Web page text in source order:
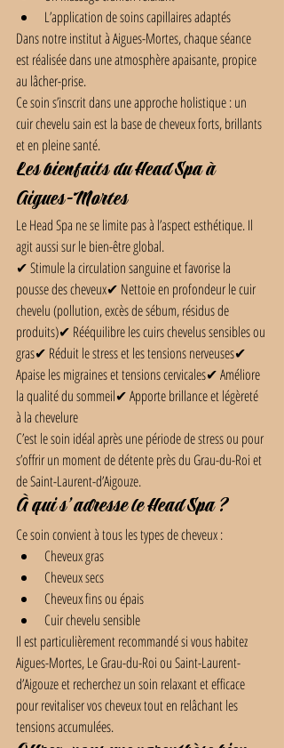
L’application de soins capillaires adaptés
Dans notre institut à Aigues-Mortes, chaque séance
est réalisée dans une atmosphère apaisante, propice
au lâcher-prise.
Ce soin s’inscrit dans une approche holistique : un
cuir chevelu sain est la base de cheveux forts, brillants
et en pleine santé.
Les bienfaits du Head Spa à
Aigues-Mortes
Le Head Spa ne se limite pas à l’aspect esthétique. Il
agit aussi sur le bien-être global.
✔ Stimule la circulation sanguine et favorise la
pousse des cheveux✔ Nettoie en profondeur le cuir
chevelu (pollution, excès de sébum, résidus de
produits)✔ Rééquilibre les cuirs chevelus sensibles ou
gras✔ Réduit le stress et les tensions nerveuses✔
Apaise les migraines et tensions cervicales✔ Améliore
la qualité du sommeil✔ Apporte brillance et légèreté
à la chevelure
C’est le soin idéal après une période de stress ou pour
s’offrir un moment de détente près du Grau-du-Roi et
de Saint-Laurent-d’Aigouze.
À qui s’adresse le Head Spa ?
Ce soin convient à tous les types de cheveux :
Cheveux gras
Cheveux secs
Cheveux fins ou épais
Cuir chevelu sensible
Il est particulièrement recommandé si vous habitez
Aigues-Mortes, Le Grau-du-Roi ou Saint-Laurent-
d’Aigouze et recherchez un soin relaxant et efficace
pour revitaliser vos cheveux tout en relâchant les
tensions accumulées.